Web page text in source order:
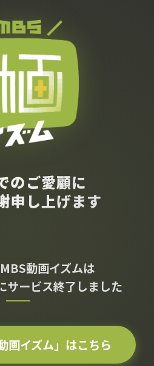
のご愛顧に
申し上げます
動画イズムは
サービス終了しました
画イズム」はこちら